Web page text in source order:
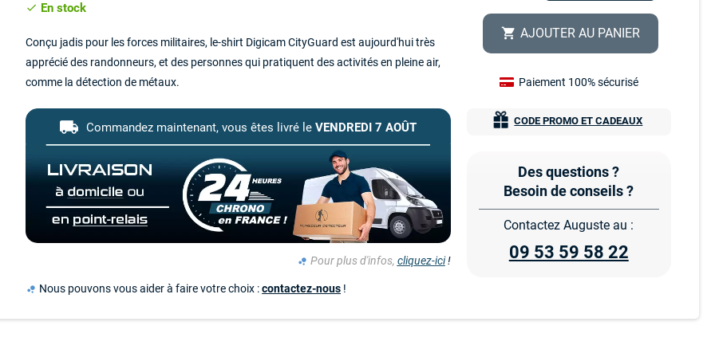
check En stock
Conçu jadis pour les forces militaires, le-shirt Digicam CityGuard est aujourd'hui très
apprécié des randonneurs, et des personnes qui pratiquent des activités en pleine air,
comme la détection de métaux.
local_shipping Commandez maintenant,vous êtes livré leVENDREDI 7 AOÛT
bubble_chart Pour plus d'infos, cliquez-ici!
bubble_chart Nous pouvons vous aider à faire votre choix :contactez-nous !
shopping_cart AJOUTER AU PANIER
Paiement 100% sécurisé
CODE PROMO ET CADEAUX
Des questions ?
Besoin de conseils ?
Contactez Auguste au :
09 53 59 58 22